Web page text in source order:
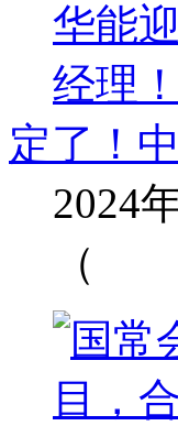
定了！
2024
（